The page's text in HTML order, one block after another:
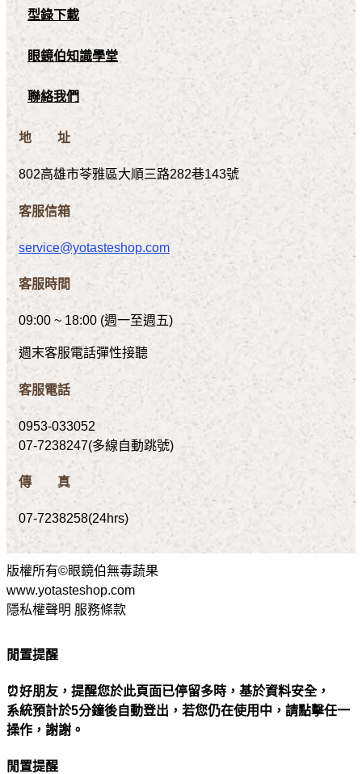
型錄下載
眼鏡伯知識學堂
聯絡我們
地 址
802高雄市苓雅區大順三路282巷143號
客服信箱
service@yotasteshop.com
客服時間
09:00 ~ 18:00 (週一至週五)
週末客服電話彈性接聽
客服電話
0953-033052
07-7238247(多線自動跳號)
傳 真
07-7238258(24hrs)
版權所有©眼鏡伯無毒蔬果
www.yotasteshop.com
隱私權聲明 服務條款
閒置提醒
⏰好朋友，提醒您於此頁面已停留多時，基於資料安全，
系統預計於5分鐘後自動登出，若您仍在使用中，請點擊任一
操作，謝謝。
閒置提醒